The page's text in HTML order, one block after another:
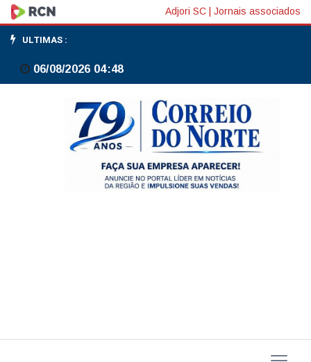
Ouro
fecha
em
ofuscado
incerteza
Adjori SC Jornais associados
ULTIMAS :
06/08/2026 04:48